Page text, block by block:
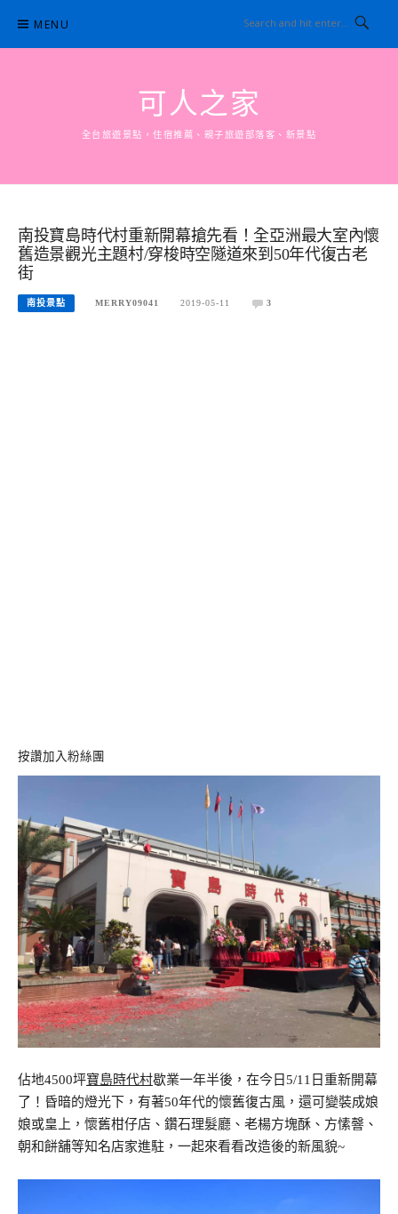
content
MENU
可人之家
全台旅遊景點，住宿推薦、親子旅遊部落客、新景點
南投寶島時代村重新開幕搶先看！全亞洲最大室內懷
舊造景觀光主題村/穿梭時空隧道來到50年代復古老
街
南投景點 MERRY09041 2019-05-11 3
按讚加入粉絲團
佔地4500坪寶島時代村歇業一年半後，在今日5/11日重新開幕
了！昏暗的燈光下，有著50年代的懷舊復古風，還可變裝成娘
娘或皇上，懷舊柑仔店、鑽石理髮廳、老楊方塊酥、方愫韾、
朝和餅舖等知名店家進駐，一起來看看改造後的新風貌~